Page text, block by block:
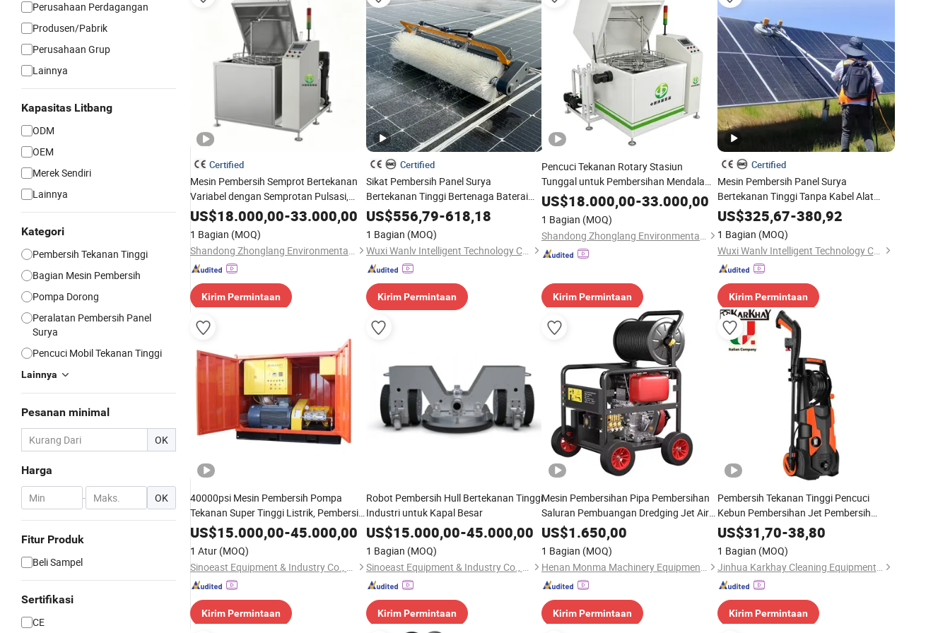
Perusahaan Perdagangan
Produsen/Pabrik
Perusahaan Grup
Lainnya
Kapasitas Litbang
ODM
OEM
Merek Sendiri
Lainnya
Kategori
Pembersih Tekanan Tinggi
Bagian Mesin Pembersih
Pompa Dorong
Peralatan Pembersih Panel
Surya
Pencuci Mobil Tekanan Tinggi
Lainnya
Pesanan minimal
OK
Harga
- OK
Fitur Produk
Beli Sampel
Sertifikasi
CE
Certified
Mesin Pembersih Semprot Bertekanan
Variabel dengan Semprotan Pulsasi,
Semprotan Datar, Stasiun Tunggal, dan
Semprotan Putar untuk Pembersihan
Komponen Suspensi
US$18.000,00-33.000,00
1 Bagian (MOQ)
Shandong Zhonglang Environmental Protection Equipment Co., Ltd.
Kirim Permintaan
Certified
Sikat Pembersih Panel Surya
Bertekanan Tinggi Bertenaga Baterai
Mesin Pembersih Silinder Basah-Kering
US$556,79-618,18
1 Bagian (MOQ)
Wuxi Wanlv Intelligent Technology Co., Ltd
Kirim Permintaan
Pencuci Tekanan Rotary Stasiun
Tunggal untuk Pembersihan Mendalam
Bak Ultrasonik Pembersih Ultrasonik
US$18.000,00-33.000,00
1 Bagian (MOQ)
Shandong Zhonglang Environmental Protection Equipment Co., Ltd.
Kirim Permintaan
Certified
Mesin Pembersih Panel Surya
Bertekanan Tinggi Tanpa Kabel Alat
Pembersih Surya dengan Tiang
Teleskopik
US$325,67-380,92
1 Bagian (MOQ)
Wuxi Wanlv Intelligent Technology Co., Ltd
Kirim Permintaan
40000psi Mesin Pembersih Pompa
Tekanan Super Tinggi Listrik, Pembersih
Air
US$15.000,00-45.000,00
1 Atur (MOQ)
Sinoeast Equipment & Industry Co., Limited
Kirim Permintaan
Robot Pembersih Hull Bertekanan Tinggi
Industri untuk Kapal Besar
US$15.000,00-45.000,00
1 Bagian (MOQ)
Sinoeast Equipment & Industry Co., Limited
Kirim Permintaan
Mesin Pembersihan Pipa Pembersihan
Saluran Pembuangan Dredging Jet Air
Tekanan Tinggi 45L 60L
US$1.650,00
1 Bagian (MOQ)
Henan Monma Machinery Equipment Co., Ltd.
Kirim Permintaan
Pembersih Tekanan Tinggi Pencuci
Kebun Pembersihan Jet Pembersih
Mobil Air Blaster120bar
US$31,70-38,80
1 Bagian (MOQ)
Jinhua Karkhay Cleaning Equipment Co., Ltd.
Kirim Permintaan